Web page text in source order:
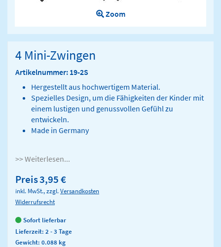
Zoom
4 Mini-Zwingen
Artikelnummer: 19-2S
Hergestellt aus hochwertigem Material.
Spezielles Design, um die Fähigkeiten der Kinder mit
einem lustigen und genussvollen Gefühl zu
entwickeln.
Made in Germany
>> Weiterlesen...
Preis3,95 €
inkl. MwSt., zzgl.Versandkosten
Widerrufsrecht
Sofort lieferbar
Lieferzeit: 2 - 3 Tage
Gewicht: 0.088 kg